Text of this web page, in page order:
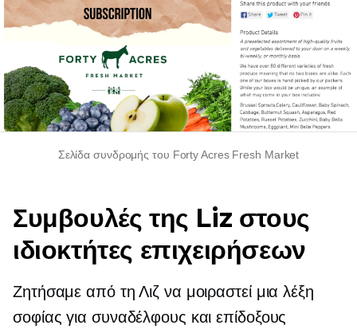
Σελίδα συνδρομής του Forty Acres Fresh Market
Συμβουλές της Liz στους
ιδιοκτήτες επιχειρήσεων
Ζητήσαμε από τη Λιζ να μοιραστεί μια λέξη
σοφίας για συναδέλφους και επίδοξους